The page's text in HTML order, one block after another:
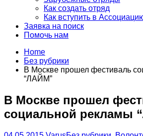
Как создать отряд
Как вступить в
Заявка на поиск
Помочь нам
Home
Без рубрики
В Москве прошел фестиваль
“ЛАЙМ”
В Москве прошел
социальной рекламы